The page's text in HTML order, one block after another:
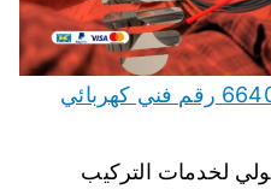
كهربائي منازل حولي 66409555 رقم فني كهربائي
لخدمات التركيب